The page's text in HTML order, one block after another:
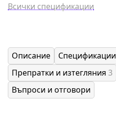
Всички спецификации
Описание
Спецификации
Препратки и изтегляния 3
Въпроси и отговори